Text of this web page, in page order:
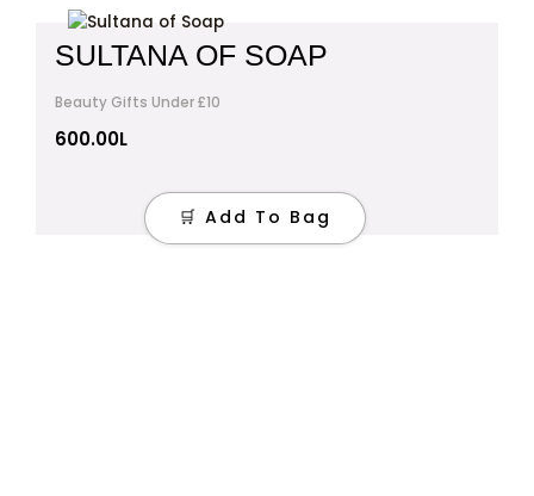
SULTANA OF SOAP
Beauty Gifts Under £10
600.00L
🛒 Add To Bag